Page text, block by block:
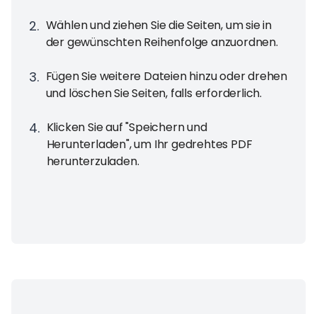
2. Wählen und ziehen Sie die Seiten, um sie in
der gewünschten Reihenfolge anzuordnen.
3. Fügen Sie weitere Dateien hinzu oder drehen
und löschen Sie Seiten, falls erforderlich.
4. Klicken Sie auf "Speichern und
Herunterladen", um Ihr gedrehtes PDF
herunterzuladen.